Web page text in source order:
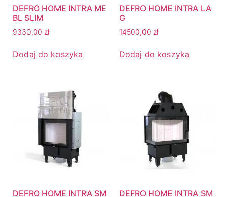
DEFRO HOME INTRA ME
BL SLIM
9330,00 zł
Dodaj do koszyka
DEFRO HOME INTRA LA
G
14500,00 zł
Dodaj do koszyka
DEFRO HOME INTRA SM
DEFRO HOME INTRA SM